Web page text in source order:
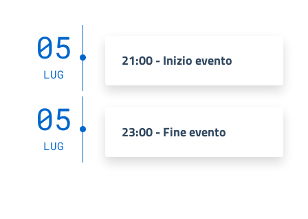
05
LUG
21:00 - Inizio evento
05
LUG
23:00 - Fine evento